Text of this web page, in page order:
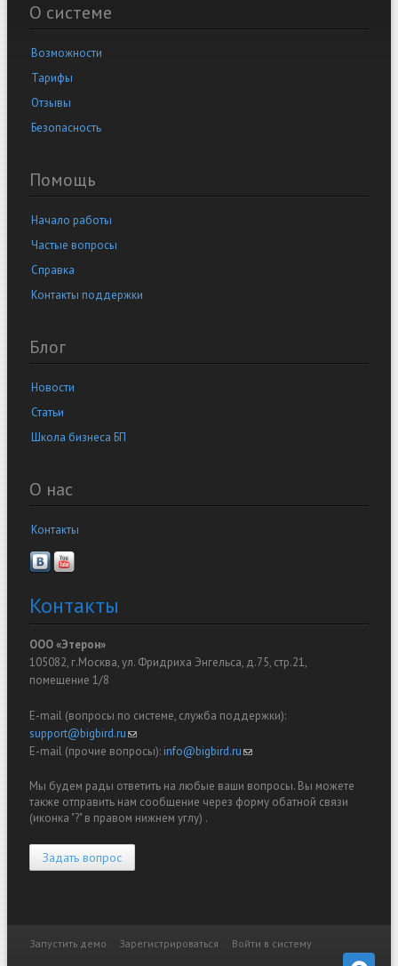
О системе
Возможности
Тарифы
Отзывы
Безопасность
Помощь
Начало работы
Частые вопросы
Справка
Контакты поддержки
Блог
Новости
Статьи
Школа бизнеса БП
О нас
Контакты
Контакты
ООО «Этерон»
105082, г.Москва, ул. Фридриха Энгельса, д.75, стр.21,
помещение 1/8
E-mail (вопросы по системе, служба поддержки):
support@bigbird.ru(link sends e-mail)
E-mail (прочие вопросы):info@bigbird.ru(link sends e-mail)
Мы будем рады ответить на любые ваши вопросы. Вы можете
также отправить нам сообщение через форму обатной связи
(иконка "?" в правом нижнем углу) .
Задать вопрос
Запустить демо Зарегистрироваться
Войти в систему